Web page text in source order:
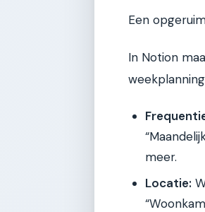
Een
In Notion
meer.
Locatie: